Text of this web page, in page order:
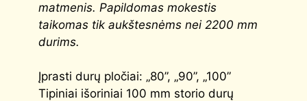
matmenis. Papildomas mokestis
taikomas tik aukštesnėms nei 2200 mm
durims.
Įprasti durų pločiai: „80”, „90”, „100”
Tipiniai išoriniai 100 mm storio durų